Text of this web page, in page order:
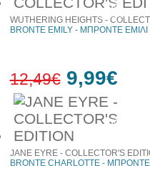
10%
έκπτωση
20%
WUTHERING HEIGHTS -
BRONTE EMILY - ΜΠΡΟΝΤΕ ΕΜΙΛΙ
12,49€ 9,99€
JANE EYRE - COLLECTOR'S
BRONTE CHARLOTTE -